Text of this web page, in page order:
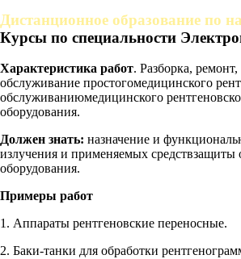
Дистанционное образование по
Курсы по специальности
Характеристика работ. Разборка,
обслуживание простогомедицинского
обслуживаниюмедицинского
оборудования.
Должен знать: назначение и
излучения и применяемых средствзащиты
оборудования.
Примеры работ
1. Аппараты рентгеновские переносные.
2. Баки-танки для обработки